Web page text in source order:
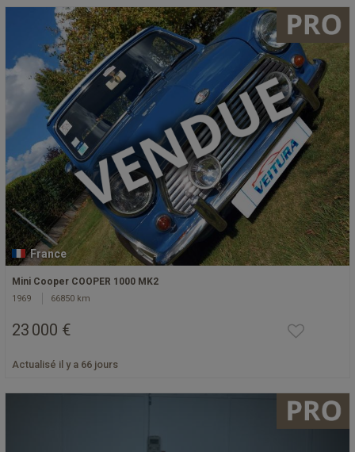
France
Mini Cooper COOPER 1000 MK2
1969 66850 km
23 000 €
Actualisé il y a 66 jours